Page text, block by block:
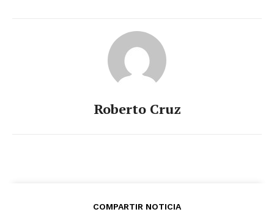
Roberto Cruz
COMPARTIR NOTICIA